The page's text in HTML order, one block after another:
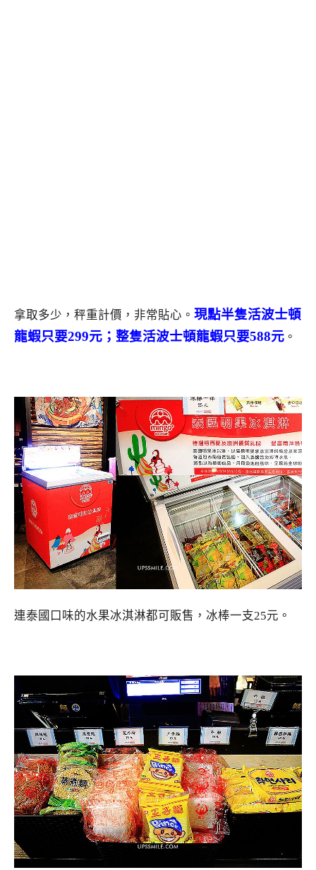
拿取多少，秤重計價，非常貼心。 現點半隻活波士頓
龍蝦只要299元；整隻活波士頓龍蝦只要588元 。
連泰國口味的水果冰淇淋都可販售，冰棒一支25元。